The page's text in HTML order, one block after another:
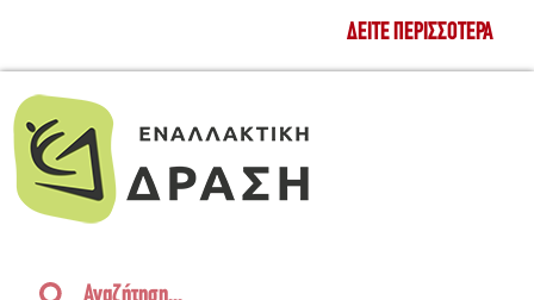
ΔΕΊΤΕ ΠΕΡΙΣΣΌΤΕΡΑ